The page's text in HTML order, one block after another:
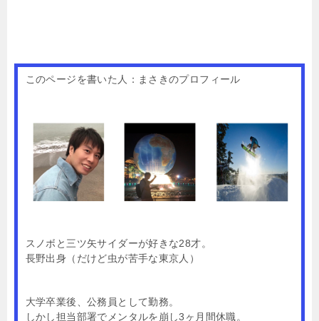
このページを書いた人：まさきのプロフィール
スノボと三ツ矢サイダーが好きな28才。
長野出身（だけど虫が苦手な東京人）
大学卒業後、公務員として勤務。
しかし担当部署でメンタルを崩し3ヶ月間休職。